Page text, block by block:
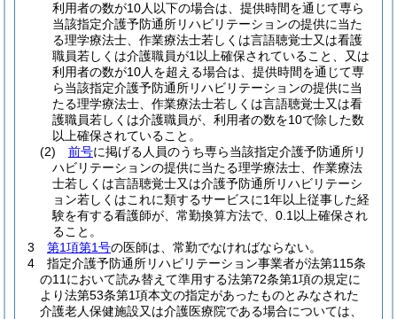
利用者の数が10人以下の場合は、提供時間を通じて専ら
当該指定介護予防通所リハビリテーションの提供に当た
る理学療法士、作業療法士若しくは言語聴覚士又は看護
職員若しくは介護職員が1以上確保されていること、又は
利用者の数が10人を超える場合は、提供時間を通じて専
ら当該指定介護予防通所リハビリテーションの提供に当
たる理学療法士、作業療法士若しくは言語聴覚士又は看
護職員若しくは介護職員が、利用者の数を10で除した数
以上確保されていること。
(2)
前号に掲げる人員のうち専ら当該指定介護予防通所リ
ハビリテーションの提供に当たる理学療法士、作業療法
士若しくは言語聴覚士又は介護予防通所リハビリテーシ
ョン若しくはこれに類するサービスに1年以上従事した経
験を有する看護師が、常勤換算方法で、0.1以上確保され
ること。
3
第1項第1号の医師は、常勤でなければならない。
4
指定介護予防通所リハビリテーション事業者が法第115条
の11において読み替えて準用する法第72条第1項の規定に
より法第53条第1項本文の指定があったものとみなされた
介護老人保健施設又は介護医療院である場合については、